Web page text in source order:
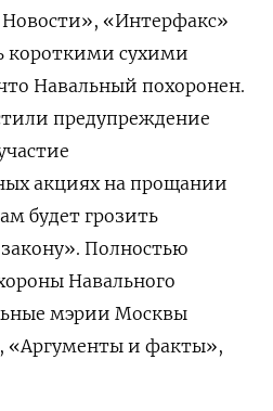
«Интерфакс»
короткими сухими
Навальный похоронен.
предупреждение
акциях на прощании
будет грозить
Полностью
Навального
мэрии Москвы
«Аргументы и факты»,